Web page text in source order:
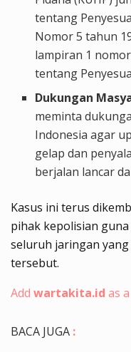
tentang
Nomor 5 tahun
lampiran 1
tentang
Dukungan
meminta
Indonesia agar
gelap dan
berjalan lancar
Kasus ini terus
pihak kepolisian
seluruh jaringan
tersebut.
Add wartakita.id as
BACA JUGA :